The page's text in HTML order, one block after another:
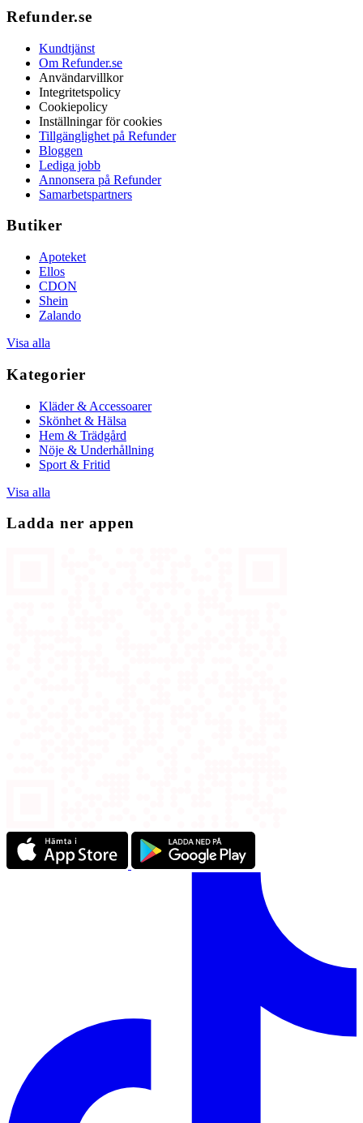
Refunder.se
Kundtjänst
Om Refunder.se
Användarvillkor
Integritetspolicy
Cookiepolicy
Inställningar för cookies
Tillgänglighet på Refunder
Bloggen
Lediga jobb
Annonsera på Refunder
Samarbetspartners
Butiker
Apoteket
Ellos
CDON
Shein
Zalando
Visa alla
Kategorier
Kläder & Accessoarer
Skönhet & Hälsa
Hem & Trädgård
Nöje & Underhållning
Sport & Fritid
Visa alla
Ladda ner appen